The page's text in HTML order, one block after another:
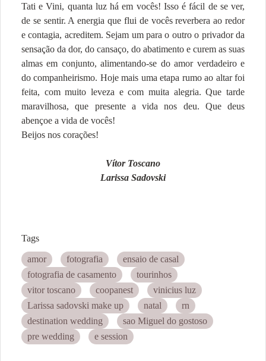
Tati e Vini, quanta luz há em vocês! Isso é fácil de se ver,
de se sentir. A energia que flui de vocês reverbera ao redor
e contagia, acreditem. Sejam um para o outro o privador da
sensação da dor, do cansaço, do abatimento e curem as suas
almas em conjunto, alimentando-se do amor verdadeiro e
do companheirismo. Hoje mais uma etapa rumo ao altar foi
feita, com muito leveza e com muita alegria. Que tarde
maravilhosa, que presente a vida nos deu. Que deus
abençoe a vida de vocês!
Beijos nos corações!
Vítor Toscano
Larissa Sadovski
Tags
amor fotografia
ensaio de casal
fotografia de casamento
tourinhos
vitor toscano
coopanest
vinicius luz
Larissa sadovski make up
natal
rn
destination wedding
sao Miguel do gostoso
pre wedding
e session